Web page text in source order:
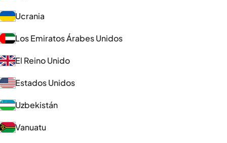
Ucrania
Los Emiratos Árabes Unidos
El Reino Unido
Estados Unidos
Uzbekistán
Vanuatu